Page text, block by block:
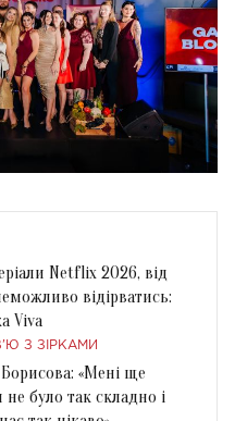
Netflix 2026, від
відірватись:
Viva
З ЗІРКАМИ
«Мені ще
не було так складно і